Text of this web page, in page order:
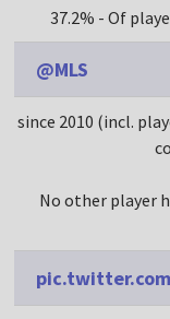
37.2% - Of
@MLS
since 2010 (incl.
No other player